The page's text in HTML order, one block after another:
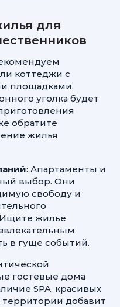
для
коттеджи с
площадками.
уголка будет
обратите
жилья
: Апартаменты и
выбор. Они
свободу и
Ищите жилье
в гуще событий.
гостевые дома
SPA, красивых
добавит